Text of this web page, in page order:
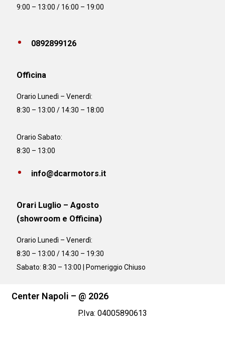
9:00 – 13:00 / 16:00 – 19:00
0892899126
Officina
Orario Lunedì – Venerdì:
8:30 – 13:00 / 14:30 – 18:00
Orario Sabato:
8:30 – 13:00
info@dcarmotors.it
Orari Luglio – Agosto
(showroom e Officina)
Orario Lunedì – Venerdì:
8:30 – 13:00 / 14:30 – 19:30
Sabato: 8:30 – 13:00 | Pomeriggio Chiuso
Center Napoli – @ 2026
P.Iva: 04005890613